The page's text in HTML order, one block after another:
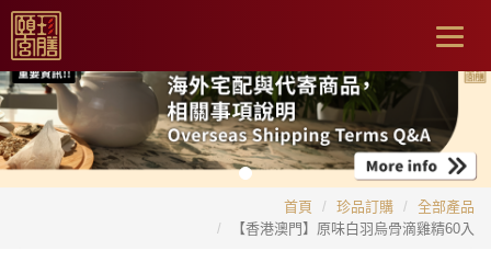
首頁 珍品訂購
全部產品
【香港澳門】原味白羽烏骨滴雞精60入